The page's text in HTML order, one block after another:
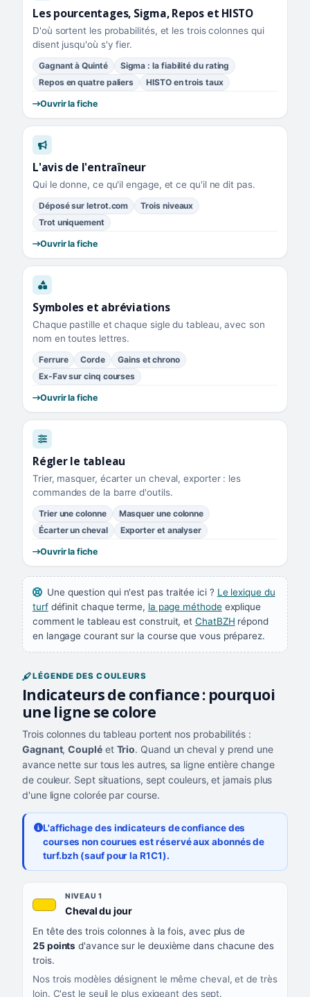
Les pourcentages, Sigma, Repos et HISTO
D'où sortent les probabilités, et les trois colonnes qui
disent jusqu'où s'y fier.
Gagnant à Quinté
Sigma : la fiabilité du rating
Repos en quatre paliers
HISTO en trois taux
Ouvrir la fiche
L'avis de l'entraîneur
Qui le donne, ce qu'il engage, et ce qu'il ne dit pas.
Déposé sur letrot.com
Trois niveaux
Trot uniquement
Ouvrir la fiche
Symboles et abréviations
Chaque pastille et chaque sigle du tableau, avec son
nom en toutes lettres.
Ferrure Corde
Gains et chrono
Ex-Fav sur cinq courses
Ouvrir la fiche
Régler le tableau
Trier, masquer, écarter un cheval, exporter : les
commandes de la barre d'outils.
Trier une colonne
Masquer une colonne
Écarter un cheval
Exporter et analyser
Ouvrir la fiche
Une question qui n'est pas traitée ici ? Le lexique du
turfdéfinit chaque terme, la page méthodeexplique
comment le tableau est construit, etChatBZH répond
en langage courant sur la course que vous préparez.
LÉGENDE DES COULEURS
Indicateurs de confiance : pourquoi
une ligne se colore
Trois colonnes du tableau portent nos probabilités :
Gagnant,Coupléet Trio. Quand un cheval y prend une
avance nette sur tous les autres, sa ligne entière change
de couleur. Sept situations, sept couleurs, et jamais plus
d'une ligne colorée par course.
L'affichage des indicateurs de confiance des
courses non courues est réservé aux abonnés de
turf.bzh (sauf pour la R1C1).
QUAND LA LIGNE PREND CETTE COULEUR
CE QUE CELA VOUS DIT
NIVEAU 1
Cheval du jour, couleur jaune or
En tête des trois colonnes à la fois, avec plus de
25 points d'avance sur le deuxième dans chacune des
trois.
Nos trois modèles désignent le même cheval, et de très
loin. C'est le seuil le plus exigeant des sept.